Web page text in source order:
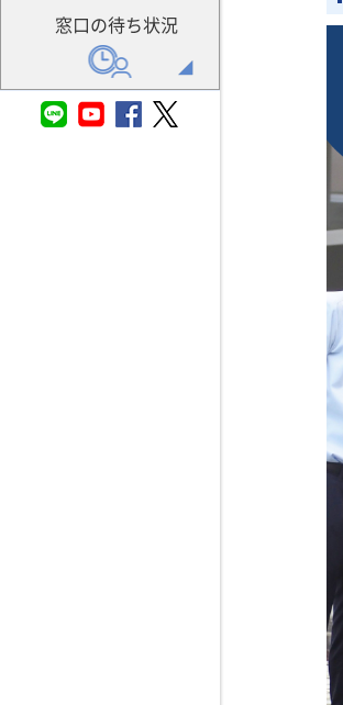
窓口の待ち状況